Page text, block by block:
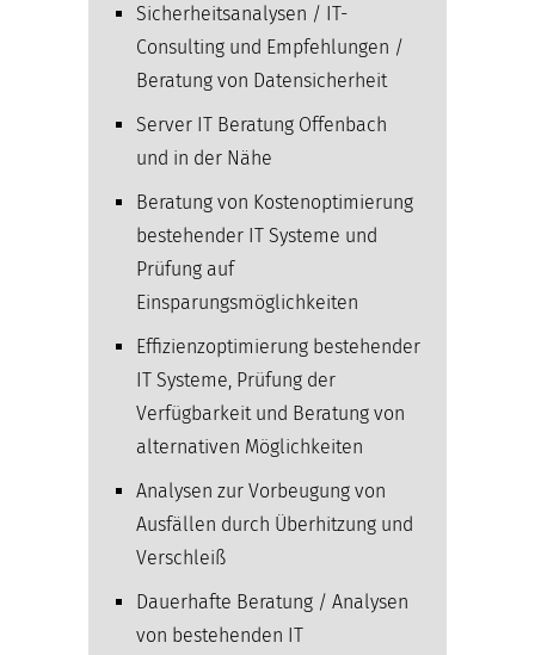
Sicherheitsanalysen / IT-
Consulting und Empfehlungen /
Beratung von Datensicherheit
Server IT Beratung Offenbach
und in der Nähe
Beratung von Kostenoptimierung
bestehender IT Systeme und
Prüfung auf
Einsparungsmöglichkeiten
Effizienzoptimierung bestehender
IT Systeme, Prüfung der
Verfügbarkeit und Beratung von
alternativen Möglichkeiten
Analysen zur Vorbeugung von
Ausfällen durch Überhitzung und
Verschleiß
Dauerhafte Beratung / Analysen
von bestehenden IT